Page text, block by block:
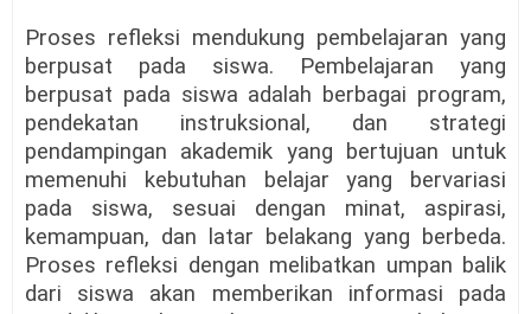
Proses refleksi mendukung pembelajaran yang
berpusat pada siswa. Pembelajaran yang
berpusat pada siswa adalah berbagai program,
pendekatan instruksional, dan strategi
pendampingan akademik yang bertujuan untuk
memenuhi kebutuhan belajar yang bervariasi
pada siswa, sesuai dengan minat, aspirasi,
kemampuan, dan latar belakang yang berbeda.
Proses refleksi dengan melibatkan umpan balik
dari siswa akan memberikan informasi pada